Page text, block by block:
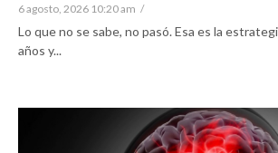
6 agosto, 2026 10:20 am /
Lo que no se sabe, no pasó. Esa es la
años y...